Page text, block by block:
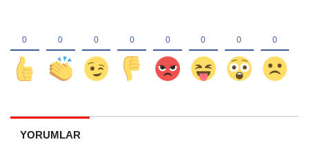
YORUMLAR